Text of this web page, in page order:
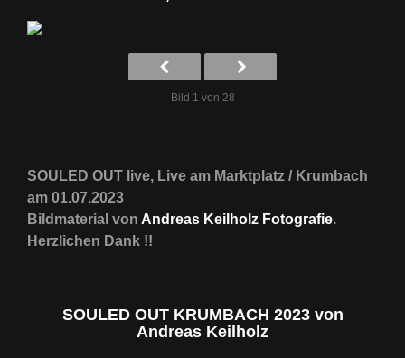
Bild 1 von 28
SOULED OUT live, Live am Marktplatz / Krumbach
am 01.07.2023
Bildmaterial von Andreas Keilholz Fotografie.
Herzlichen Dank !!
SOULED OUT KRUMBACH 2023 von
Andreas Keilholz